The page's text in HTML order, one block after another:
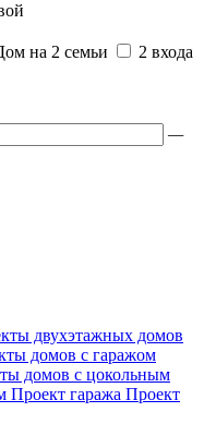
на 2 семьи
2 входа
—
двухэтажных домов
домов с гаражом
домов с цокольным
Проект гаража Проект